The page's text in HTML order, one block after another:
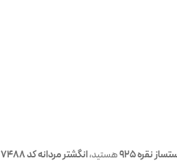
نقره 925 هستید،انگشتر مردانه کد 7488